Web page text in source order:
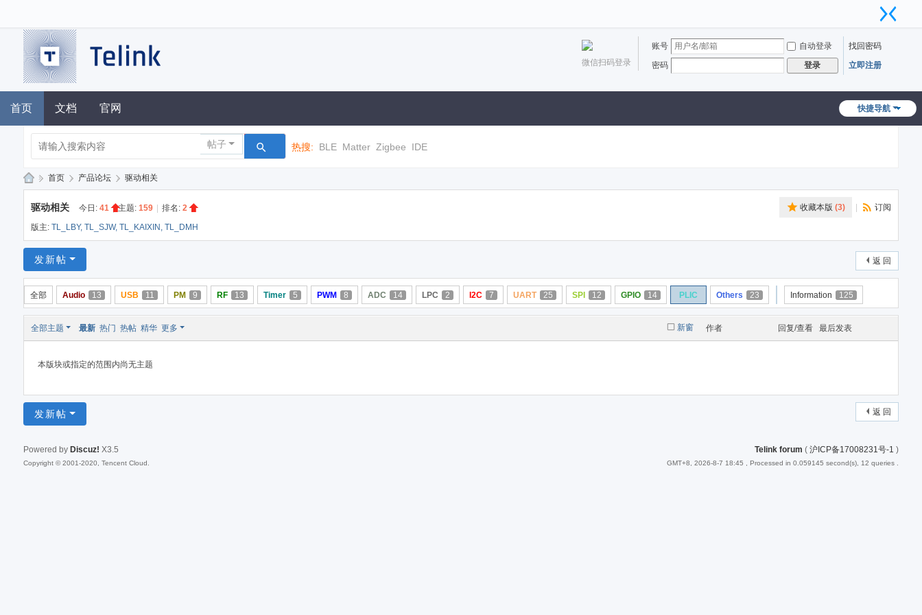
账号 自动登录
找回密码
密码
登录 立即注册
微信扫码登录
快捷导航
首页 文档 官网
帖子 热搜: BLE Matter Zigbee IDE
论
坛
» 首页 › 产品论坛 › 驱动相关
收藏本版(3) 订阅
驱动相关 今日: 41 | 主题: 159 排名: 2
版主: TL_LBY, TL_SJW, TL_KAIXIN , TL_DMH
返 回
发新帖
全部 Audio 13 USB 11 PM 9 RF 13 Timer 5 PWM 8 ADC 14 LPC 2 I2C 7 UART 25 SPI 12 GPIO 14 PLIC Others 23 Information 125
新窗
全部主题 最新 热门 热帖 精华 更多 作者 回复/查看 最后发表
本版块或指定的范围内尚无主题
返 回
发新帖
Telink forum (沪ICP备17008231号-1)
GMT+8, 2026-8-7 18:45 , Processed in 0.059145 second(s), 12 queries .
Powered by Discuz! X3.5
Copyright © 2001-2020, Tencent Cloud.